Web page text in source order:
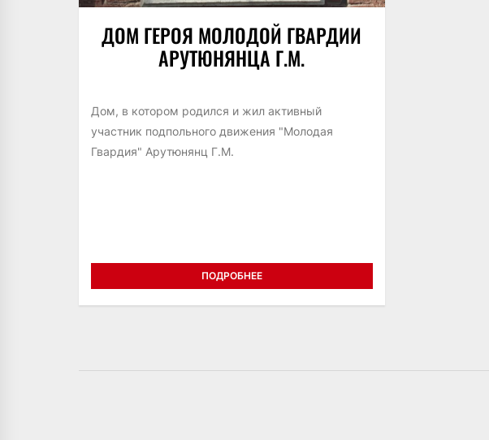
ДОМ ГЕРОЯ МОЛОДОЙ ГВАРДИИ
АРУТЮНЯНЦА Г.М.
Дом, в котором родился и жил активный
участник подпольного движения "Молодая
Гвардия" Арутюнянц Г.М.
ПОДРОБНЕЕ